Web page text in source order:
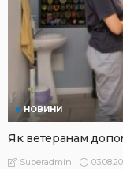
НОВИНИ
Як ветеранам
Superadmin